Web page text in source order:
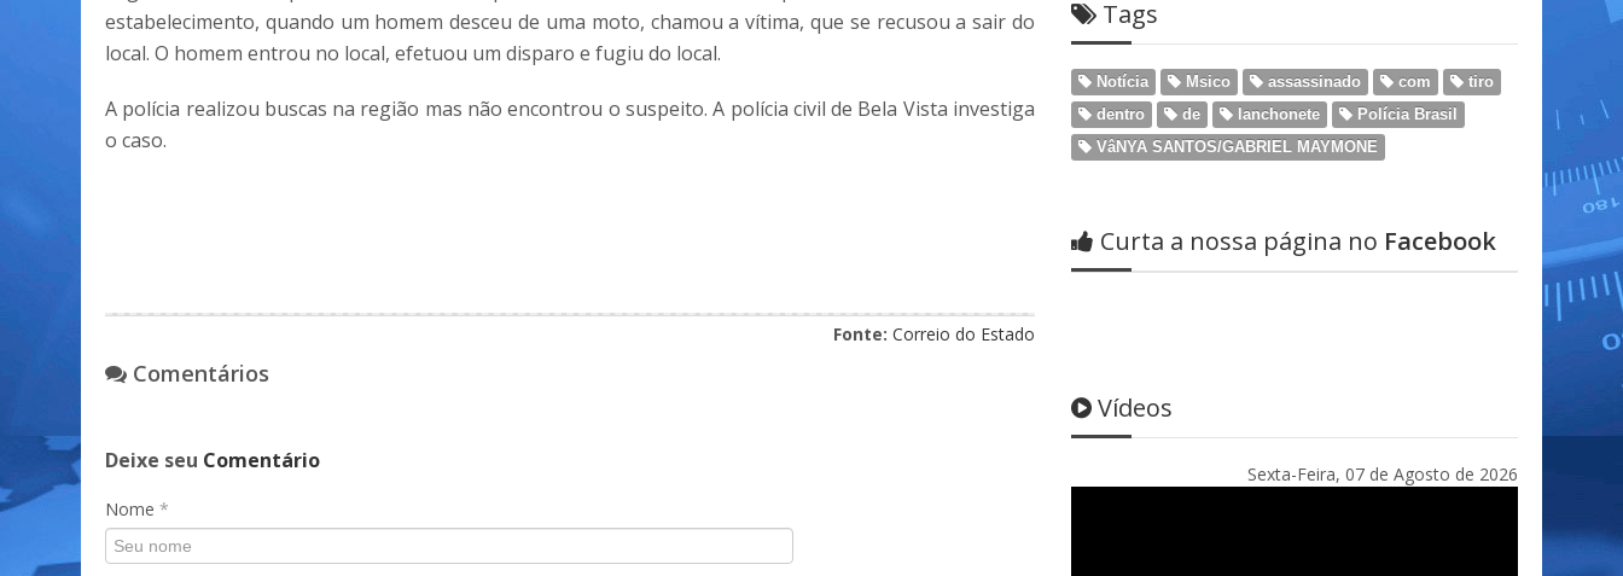
estabelecimento, quando um homem desceu de uma moto, chamou a vítima, que se recusou a sair do
local. O homem entrou no local, efetuou um disparo e fugiu do local.
A polícia realizou buscas na região mas não encontrou o suspeito. A polícia civil de Bela Vista investiga
o caso.
Fonte: Correio do Estado
Comentários
Deixe seu Comentário
Nome *
Tags
Notícia Msico assassinado com
tiro
dentro
de lanchonete
Polícia Brasil
VâNYA SANTOS/GABRIEL MAYMONE
Curta a nossa página no Facebook
Vídeos
Sexta-Feira, 07 de Agosto de 2026